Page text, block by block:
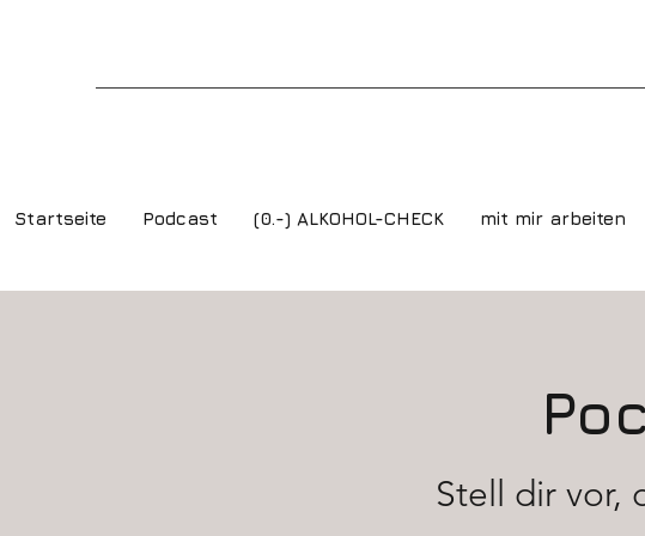
Startseite Podcast (0.-) ALKOHOL-CHECK mit mir arbeiten
Stell dir vor,